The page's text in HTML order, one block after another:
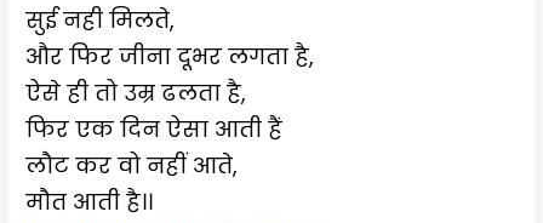
सुई नही मिलते,
और फिर जीना दूभर लगता है,
ऐसे ही तो उम्र ढलता है,
फिर एक दिन ऐसा आती हैं
लौट कर वो नहीं आते,
मौत आती है।।